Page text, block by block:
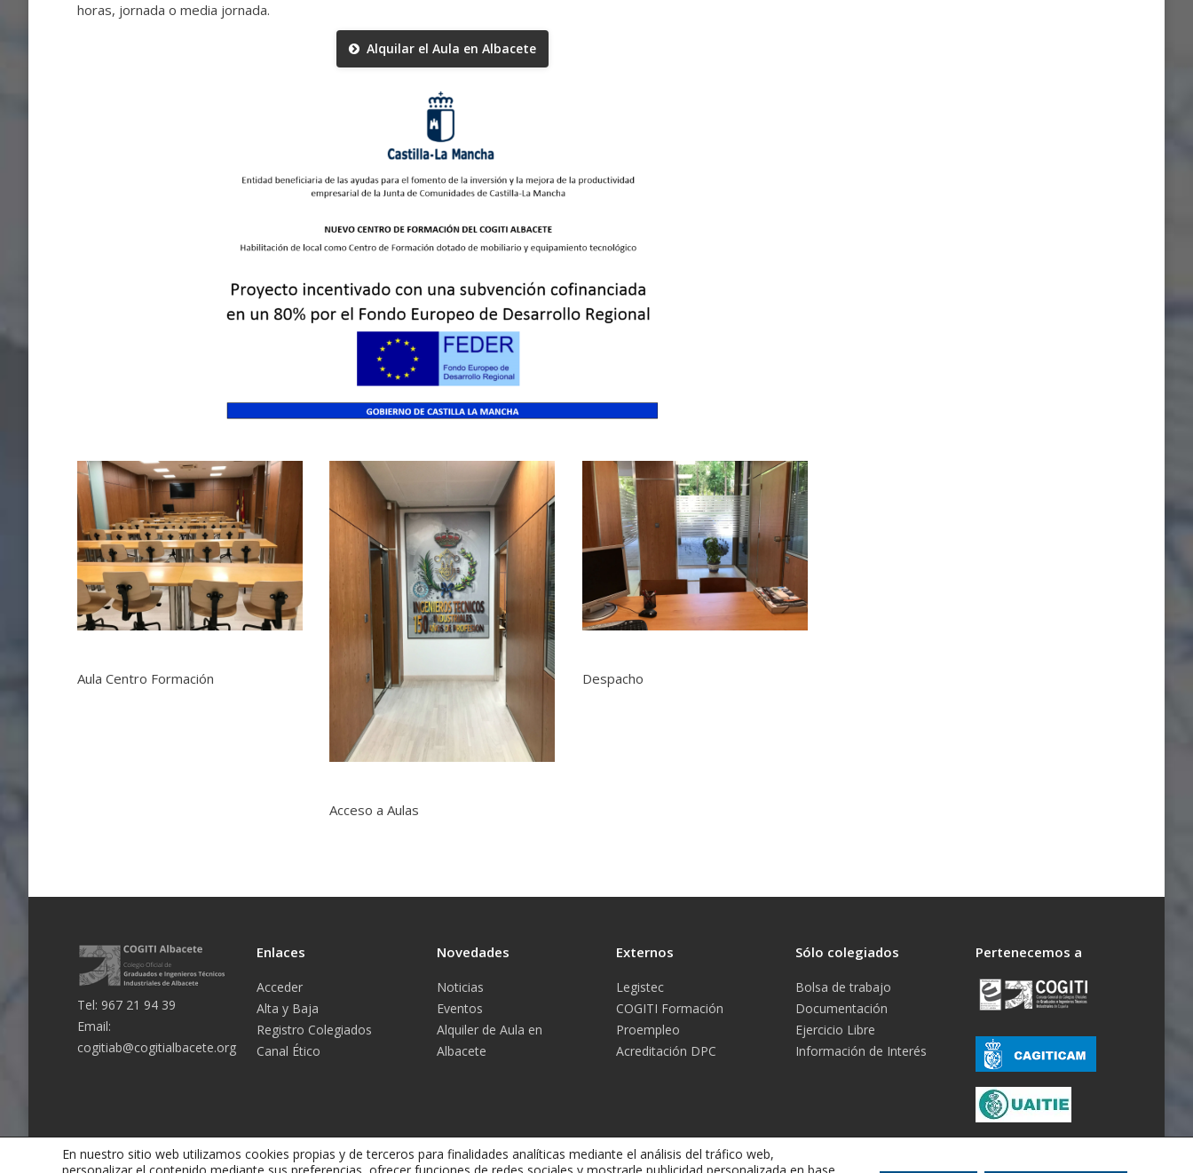
horas, jornada o media jornada.
Alquilar el Aula en Albacete
Aula Centro Formación
Acceso a Aulas
Despacho
Tel: 967 21 94 39
Email:
cogitiab@cogitialbacete.org
Enlaces
Acceder
Alta y Baja
Registro Colegiados
Canal Ético
Novedades
Noticias
Eventos
Alquiler de Aula en
Albacete
Externos
Legistec
COGITI Formación
Proempleo
Acreditación DPC
Sólo colegiados
Bolsa de trabajo
Documentación
Ejercicio Libre
Información de Interés
Pertenecemos a
En nuestro sitio web utilizamos cookies propias y de terceros para finalidades analíticas mediante el análisis del tráfico web,